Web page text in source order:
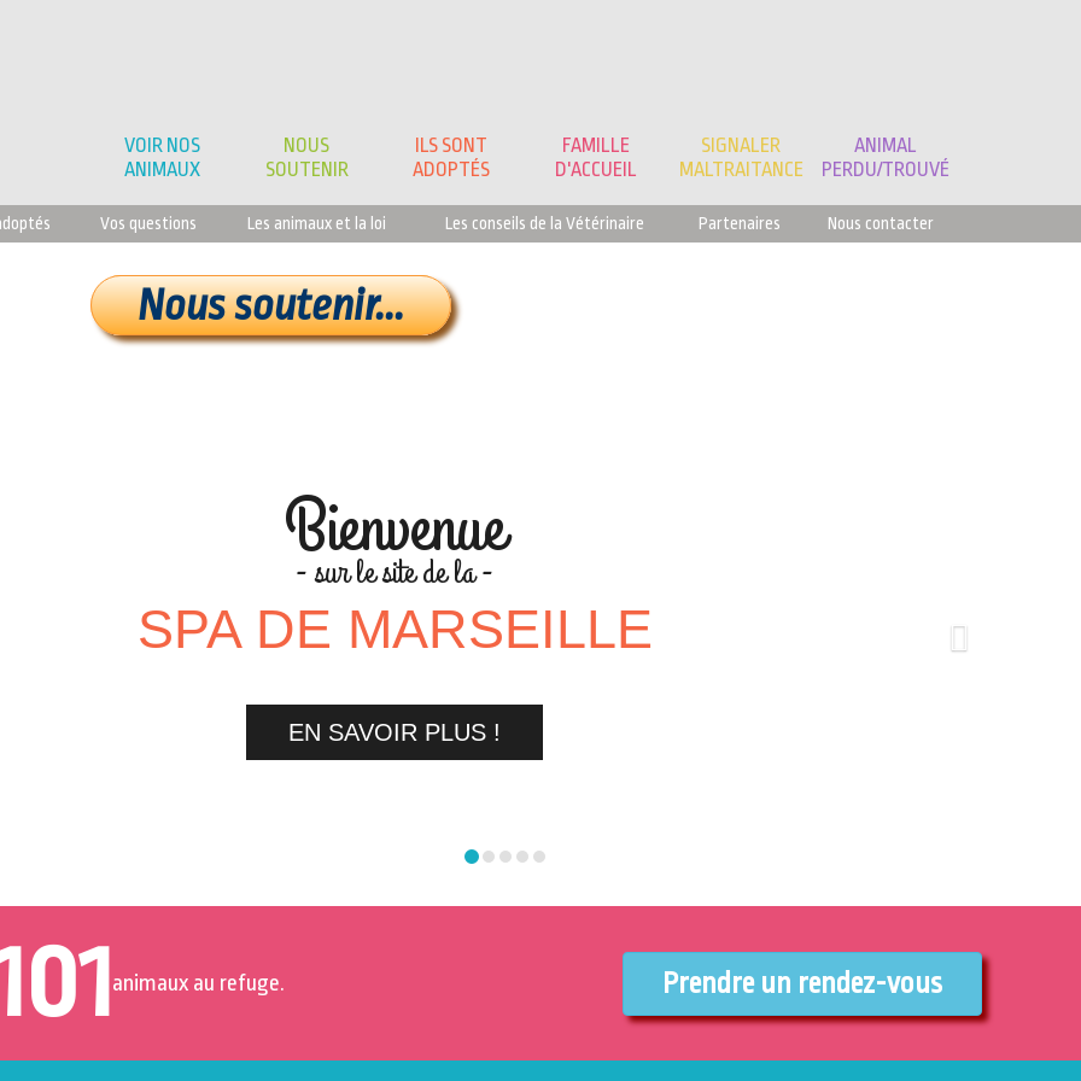
VOIR NOS
ANIMAUX
NOUS
SOUTENIR
ILS SONT
ADOPTÉS
FAMILLE
D'ACCUEIL
SIGNALER
MALTRAITANCE
ANIMAL
PERDU/TROUVÉ
Vos questions Les animaux et la loi Les conseils de la Vétérinaire Partenaires Nous contacter
Nous soutenir...
Bienvenue
- sur le site de la -
SPA DE MARSEILLE
EN SAVOIR PLUS !
animaux au refuge. Prendre un rendez-vous